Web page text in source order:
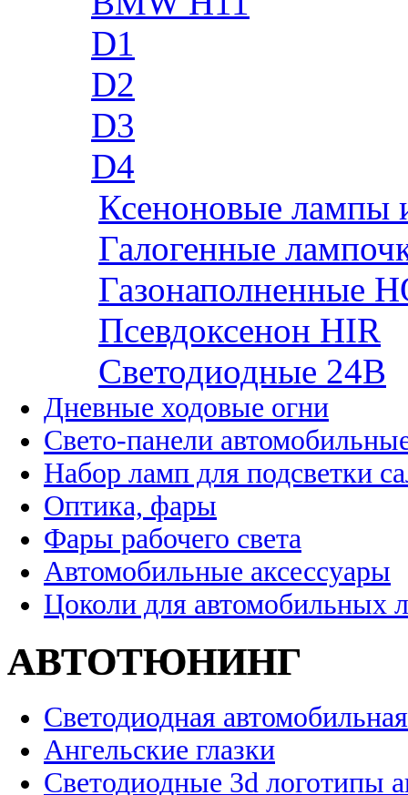
D1
D2
D3
D4
Ксеноновые лампы
Галогенные
Газонаполненные
Псевдоксенон HIR
Cветодиодные 24B
Дневные ходовые огни
Свето-панели
Набор ламп для подсветки
Оптика, фары
Фары рабочего света
Автомобильные аксессуары
Цоколи для автомобильных
АВТОТЮНИНГ
Светодиодная
Ангельские глазки
Светодиодные 3d логотипы